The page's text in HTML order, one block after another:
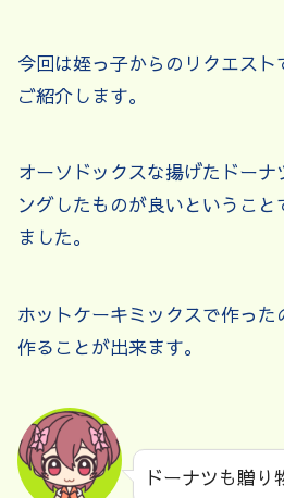
今回は姪っ子からのリクエス
ご紹介します。
オーソドックスな揚げたドーナ
ングしたものが良いということ
ました。
ホットケーキミックスで作った
作ることが出来ます。
ドーナツも贈